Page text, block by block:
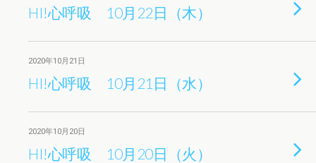
HI!心呼吸 10月22日（木）
2020年10月21日
HI!心呼吸 10月21日（水）
2020年10月20日
HI!心呼吸 10月20日（火）